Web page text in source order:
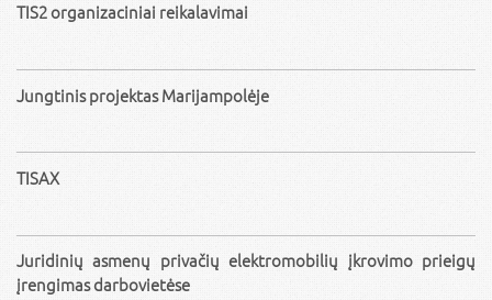
TIS2 organizaciniai reikalavimai
Jungtinis projektas Marijampolėje
TISAX
Juridinių asmenų privačių elektromobilių įkrovimo prieigų
įrengimas darbovietėse